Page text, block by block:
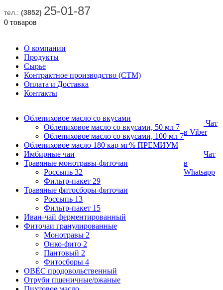
тел.: (3852) 25-01-87
0 товаров
О компании
Продукты
Сырье
Контрактное производство (СТМ)
Оплата и Доставка
Контакты
Облепиховое масло со вкусами
Облепиховое масло со вкусами, 50 мл 7
Облепиховое масло со вкусами, 100 мл 7
Облепиховое масло 180 кар мг% ПРЕМИУМ
Имбирные чаи
Травяные монотравы-фиточаи
Россыпь 32
Фильтр-пакет 29
Травяные фитосборы-фиточаи
Россыпь 13
Фильтр-пакет 15
Иван-чай ферментированный
Фиточаи гранулированные
Монотравы 2
Онко-фито 2
Пантовый 2
Фитосборы 4
ОВЁС продовольственный
Отруби пшеничные/ржаные
Чат
в Viber
Чат
в
Whatsapp